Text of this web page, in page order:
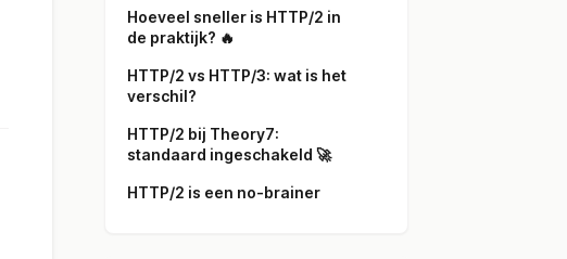
Hoeveel sneller is HTTP/2 in
de praktijk? 🔥
HTTP/2 vs HTTP/3: wat is het
verschil?
HTTP/2 bij Theory7:
standaard ingeschakeld 🚀
HTTP/2 is een no-brainer